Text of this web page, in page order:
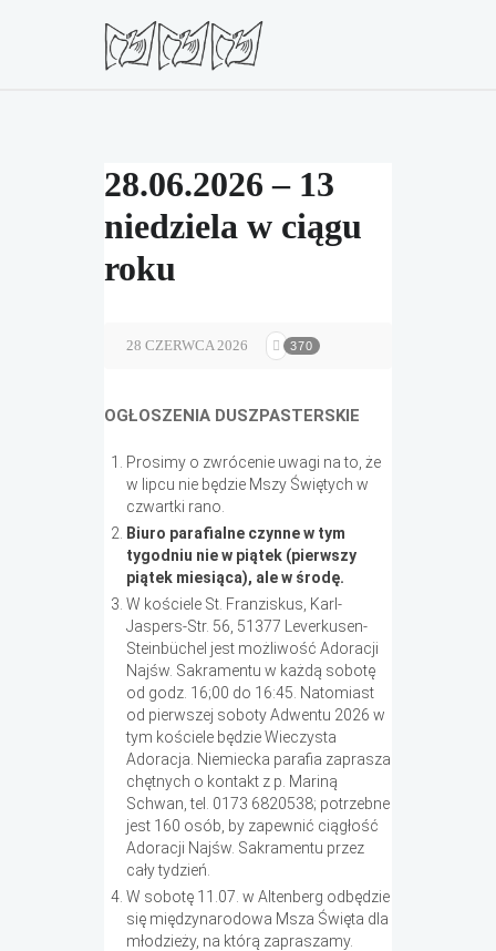
28.06.2026 – 13
niedziela w ciągu
roku
28 CZERWCA 2026 370
OGŁOSZENIA DUSZPASTERSKIE
Prosimy o zwrócenie uwagi na to, że
w lipcu nie będzie Mszy Świętych w
czwartki rano.
Biuro parafialne czynne w tym
tygodniu nie w piątek (pierwszy
piątek miesiąca), ale w środę.
W kościele St. Franziskus, Karl-
Jaspers-Str. 56, 51377 Leverkusen-
Steinbüchel jest możliwość Adoracji
Najśw. Sakramentu w każdą sobotę
od godz. 16;00 do 16:45. Natomiast
od pierwszej soboty Adwentu 2026 w
tym kościele będzie Wieczysta
Adoracja. Niemiecka parafia zaprasza
chętnych o kontakt z p. Mariną
Schwan, tel. 0173 6820538; potrzebne
jest 160 osób, by zapewnić ciągłość
Adoracji Najśw. Sakramentu przez
cały tydzień.
W sobotę 11.07. w Altenberg odbędzie
się międzynarodowa Msza Święta dla
młodzieży, na którą zapraszamy.